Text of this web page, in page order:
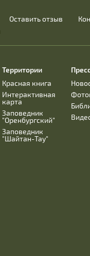
Оставить отзыв
Территории
Красная книга
Интерактивная
карта
Заповедник
"Оренбургский"
Заповедник
"Шайтан-Тау"